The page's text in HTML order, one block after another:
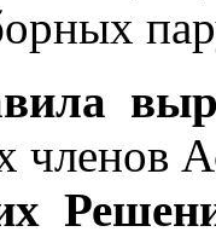
членов